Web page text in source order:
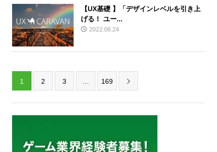
【UX基礎 】「デザインレベルを引き上
げる！ ユー...
2022.06.24
1 2 3 … 169 